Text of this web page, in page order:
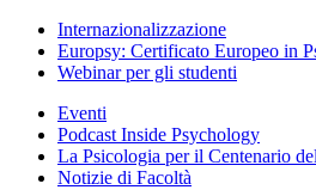
Internazionalizzazione
Europsy: Certificato Europeo in
Webinar per gli studenti
Eventi
Podcast Inside Psychology
La Psicologia per il Centenario
Notizie di Facoltà